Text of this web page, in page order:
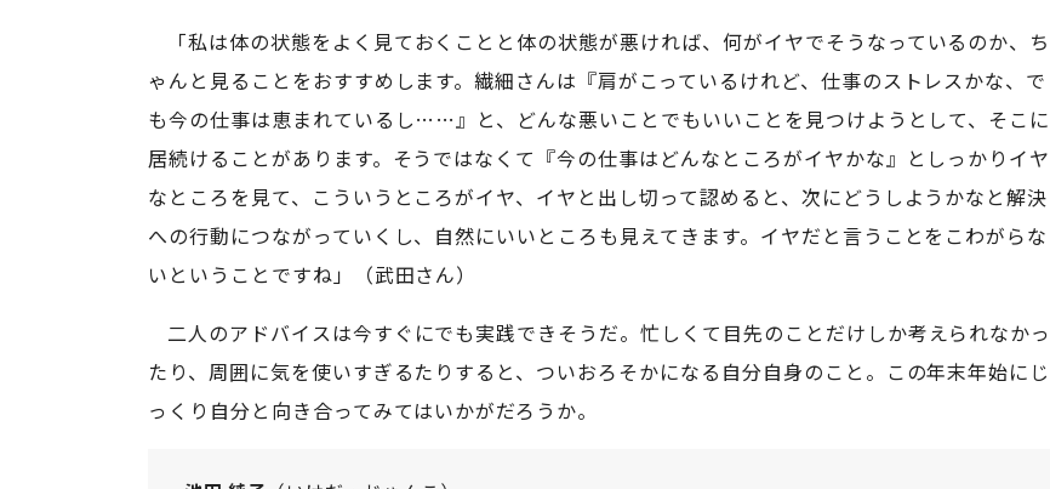
「私は体の状態をよく見ておくことと体の状態が悪ければ、何がイヤでそうなっているのか、ち
ゃんと見ることをおすすめします。繊細さんは『肩がこっているけれど、仕事のストレスかな、で
も今の仕事は恵まれているし……』と、どんな悪いことでもいいことを見つけようとして、そこに
居続けることがあります。そうではなくて『今の仕事はどんなところがイヤかな』としっかりイヤ
なところを見て、こういうところがイヤ、イヤと出し切って認めると、次にどうしようかなと解決
への行動につながっていくし、自然にいいところも見えてきます。イヤだと言うことをこわがらな
いということですね」（武田さん）
二人のアドバイスは今すぐにでも実践できそうだ。忙しくて目先のことだけしか考えられなかっ
たり、周囲に気を使いすぎるたりすると、ついおろそかになる自分自身のこと。この年末年始にじ
っくり自分と向き合ってみてはいかがだろうか。